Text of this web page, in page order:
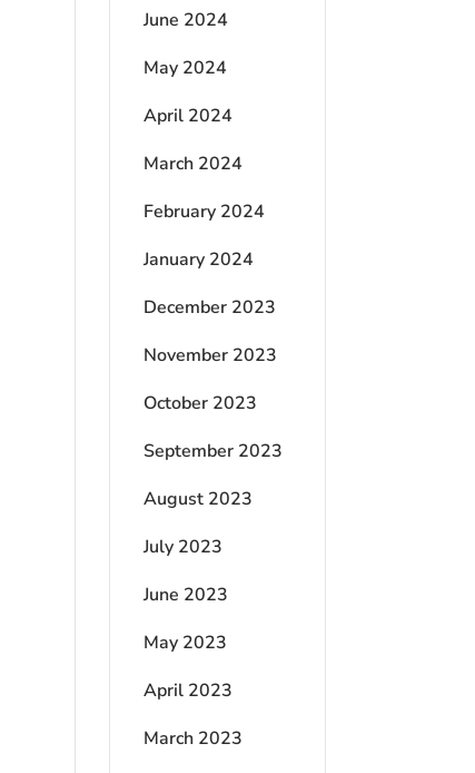
June 2024
May 2024
April 2024
March 2024
February 2024
January 2024
December 2023
November 2023
October 2023
September 2023
August 2023
July 2023
June 2023
May 2023
April 2023
March 2023